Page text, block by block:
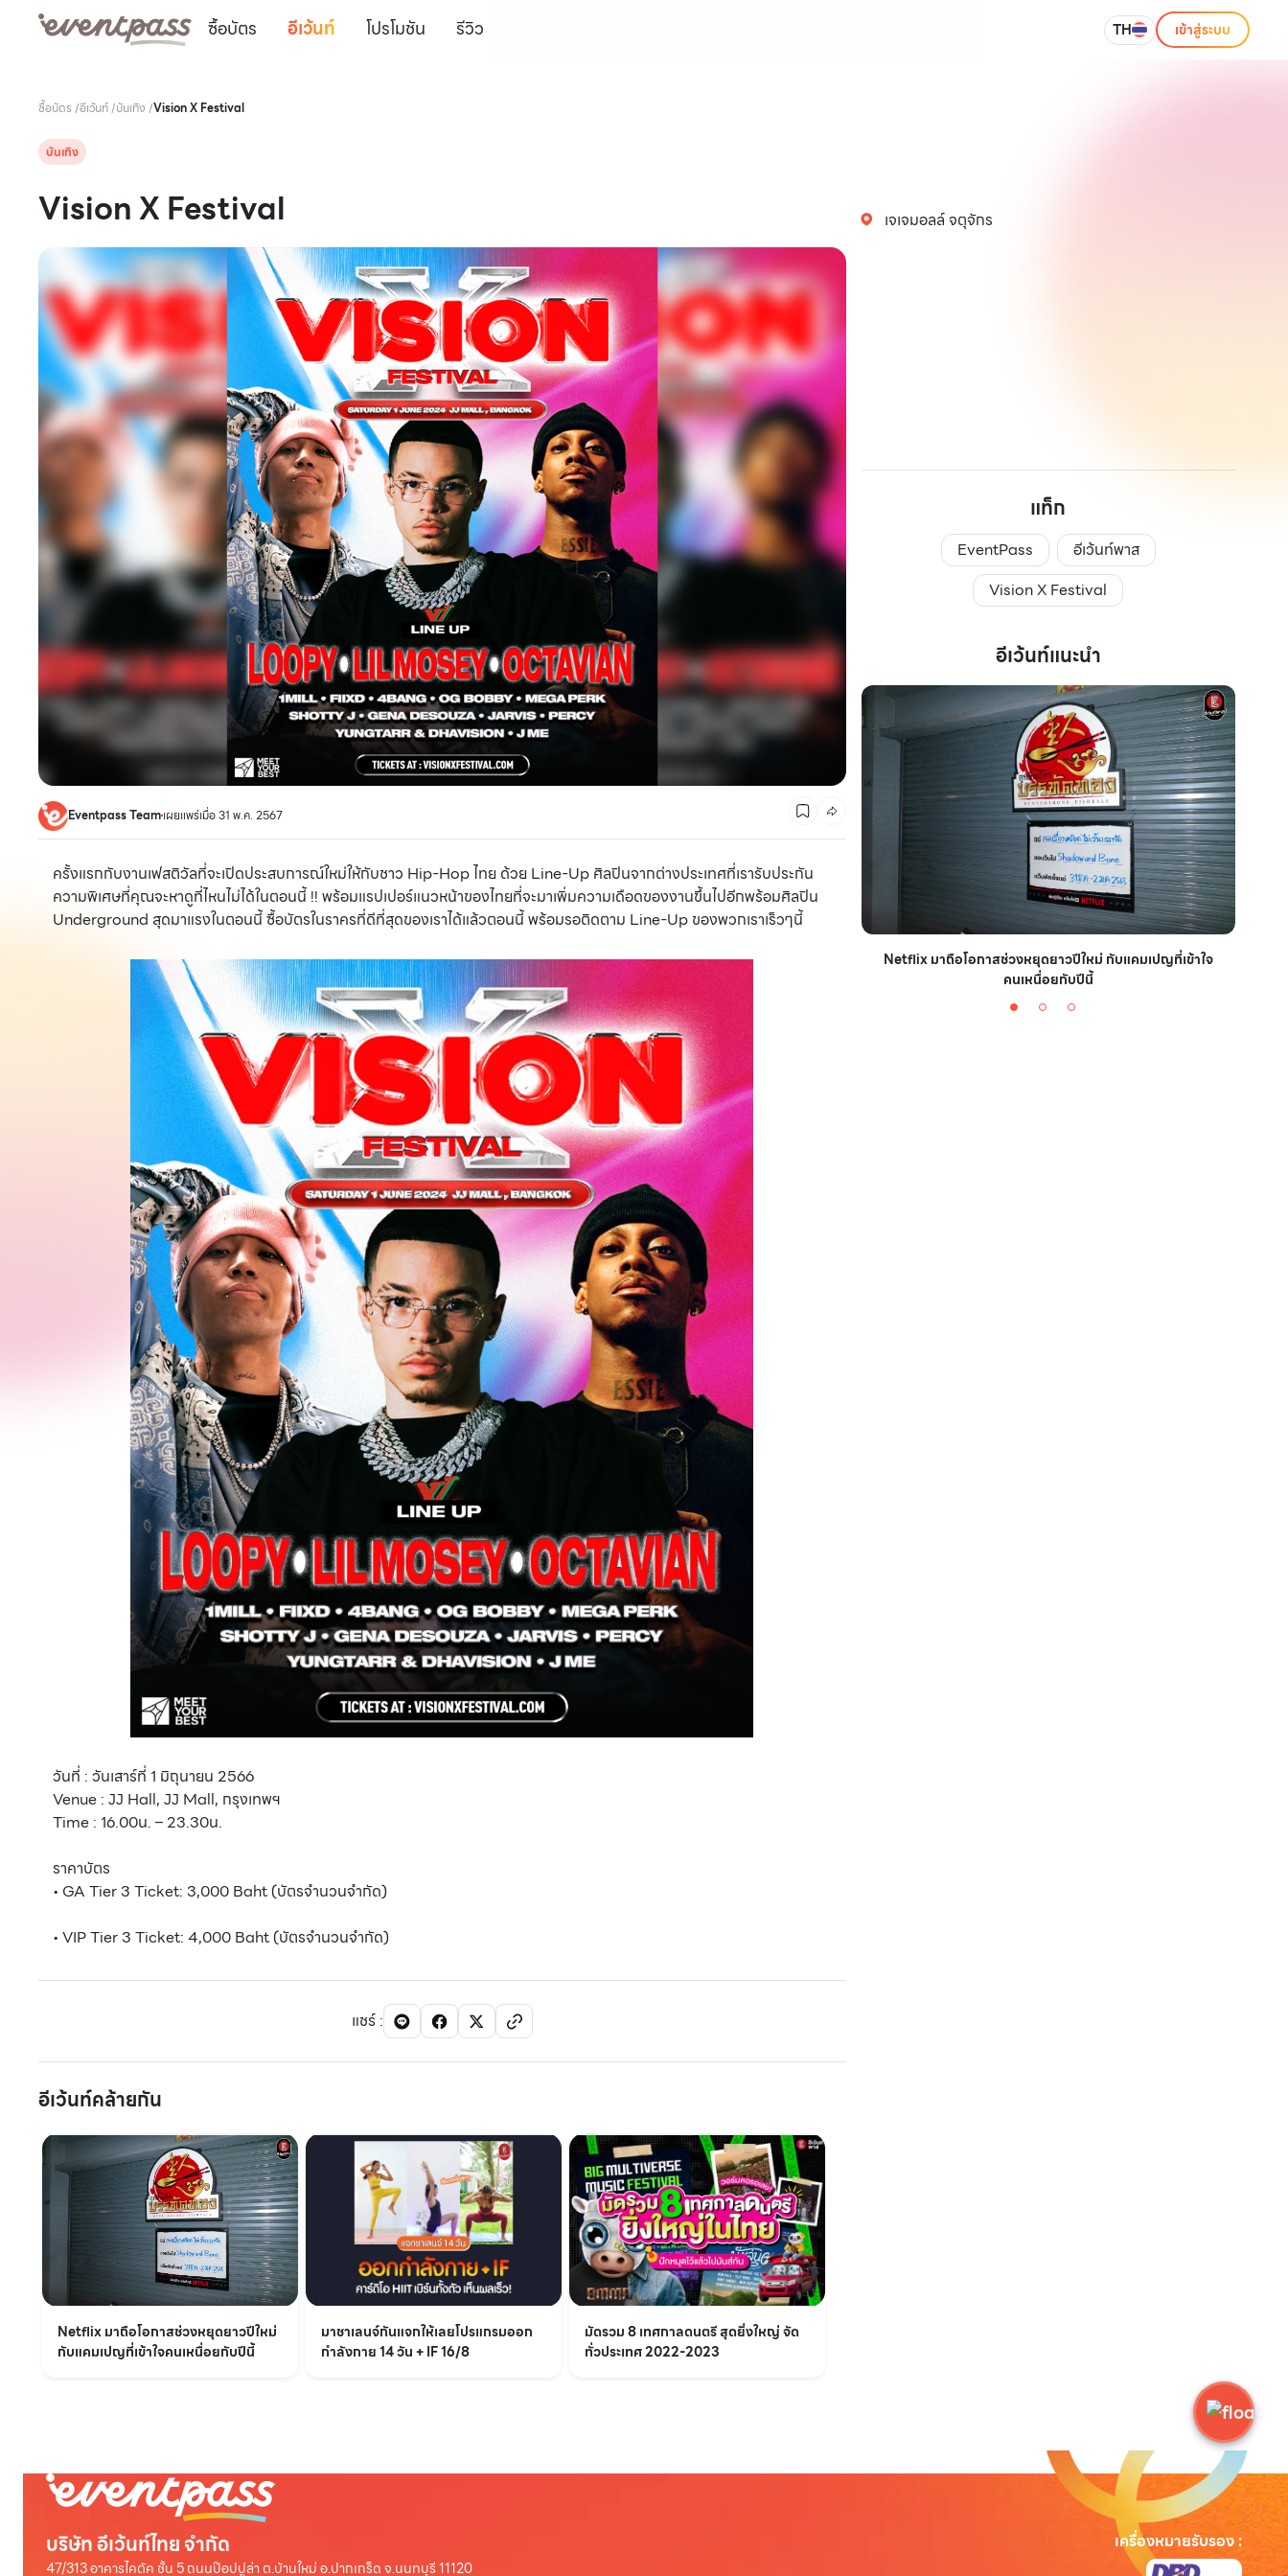
ซื้อบัตร อีเว้นท์ โปรโมชัน รีวิว TH เข้าสู่ระบบ
ซื้อบัตร /อีเว้นท์/บันเทิง /Vision X Festival
บันเทิง
Vision X Festival
Eventpass Teamเผยแพร่เมื่อ 31 พ.ค. 2567
ครั้งแรกกับงานเฟสติวัลที่จะเปิดประสบการณ์ใหม่ให้กับชาว Hip-Hop ไทย ด้วย Line-Up ศิลปินจากต่างประเทศที่เรารับประกัน
ความพิเศษที่คุณจะหาดูที่ไหนไม่ได้ในตอนนี้ !! พร้อมแรปเปอร์แนวหน้าของไทยที่จะมาเพิ่มความเดือดของงานขึ้นไปอีกพร้อมศิลปิน
Underground สุดมาแรงในตอนนี้ ซื้อบัตรในราครที่ดีที่สุดของเราได้แล้วตอนนี้ พร้อมรอติดตาม Line-Up ของพวกเราเร็วๆนี้
วันที่ : วันเสาร์ที่ 1 มิถุนายน 2566
Venue : JJ Hall, JJ Mall, กรุงเทพฯ
Time : 16.00น. – 23.30น.
ราคาบัตร
• GA Tier 3 Ticket: 3,000 Baht (บัตรจำนวนจำกัด)
• VIP Tier 3 Ticket: 4,000 Baht (บัตรจำนวนจำกัด)
แชร์:
อีเว้นท์คล้ายกัน
Netflix มาถือโอกาสช่วงหยุดยาวปีใหม่
กับแคมเปญที่เข้าใจคนเหนื่อยกับปีนี้
มาชาเลนจ์กันแจกให้เลยโปรแกรมออก
กำลังกาย 14 วัน + IF 16/8
มัดรวม 8 เทศกาลดนตรี สุดยิ่งใหญ่ จัด
ทั่วประเทศ 2022-2023
เจเจมอลล์ จตุจักร
แท็ก
EventPass
อีเว้นท์พาส
Vision X Festival
อีเว้นท์แนะนำ
มัดรวม 8 เทศกาลดนตรี สุดยิ่งใหญ่ จัดทั่วประเทศ 2022-
Netflix มาถือโอกาสช่วงหยุดยาวปีใหม่ กับแคมเปญที่เข้าใจ
คนเหนื่อยกับปีนี้
บริษัท อีเว้นท์ไทย จำกัด เครื่องหมายรับรอง:
47/313 อาคารไคตัค ชั้น 5 ถนนป๊อปปูล่า ต.บ้านใหม่ อ.ปากเกร็ด จ.นนทบุรี 11120